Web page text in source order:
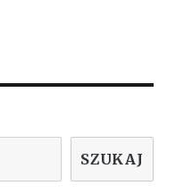
SZUKAJ